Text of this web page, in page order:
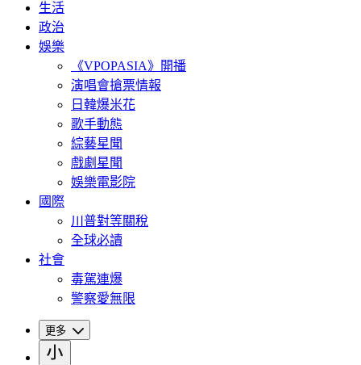
生活
政治
娛樂
《VPOPASIA》開播
演唱會搶票情報
日韓爆米花
歌手動態
綜藝星聞
戲劇星聞
娛樂電影院
國際
川普對等關稅
全球必讀
社會
毒駕連爆
警察愛無限
更多